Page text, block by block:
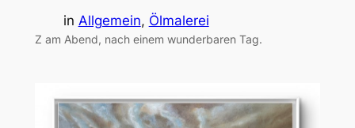
in Allgemein, Ölmalerei
Z am Abend, nach einem wunderbaren Tag.